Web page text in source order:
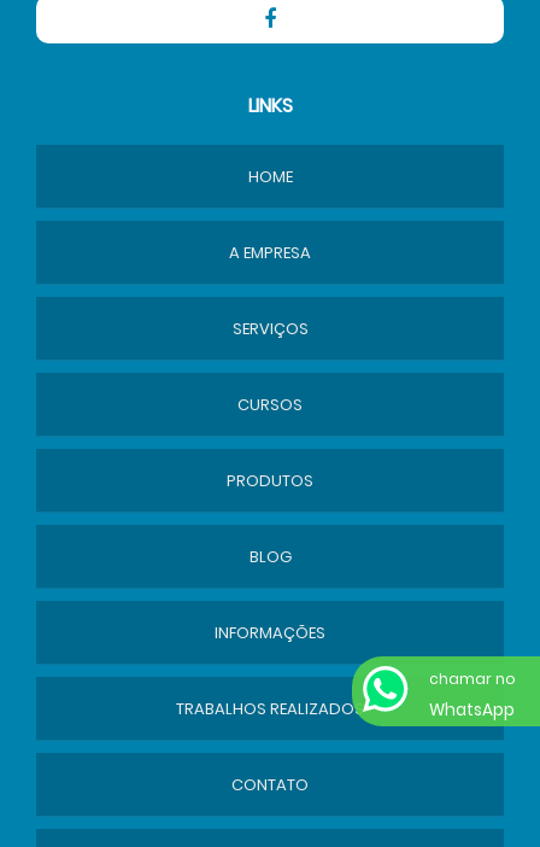
LINKS
HOME
A EMPRESA
SERVIÇOS
CURSOS
PRODUTOS
BLOG
INFORMAÇÕES
TRABALHOS REALIZADOS
CONTATO
chamar no
WhatsApp